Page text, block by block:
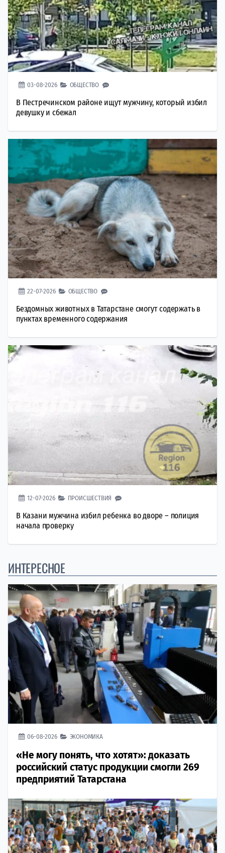
03-08-2026 ОБЩЕСТВО
В Пестречинском районе ищут мужчину, который избил
девушку и сбежал
22-07-2026 ОБЩЕСТВО
Бездомных животных в Татарстане смогут содержать в
пунктах временного содержания
12-07-2026 ПРОИСШЕСТВИЯ
В Казани мужчина избил ребенка во дворе – полиция
начала проверку
ИНТЕРЕСНОЕ
06-08-2026 ЭКОНОМИКА
«Не могу понять, что хотят»: доказать
российский статус продукции смогли 269
предприятий Татарстана